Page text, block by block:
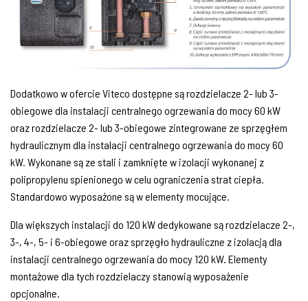
Dodatkowo w ofercie Viteco dostępne są rozdzielacze 2- lub 3-
obiegowe dla instalacji centralnego ogrzewania do mocy 60 kW
oraz rozdzielacze 2- lub 3-obiegowe zintegrowane ze sprzęgłem
hydraulicznym dla instalacji centralnego ogrzewania do mocy 60
kW. Wykonane są ze stali i zamknięte w izolacji wykonanej z
polipropylenu spienionego w celu ograniczenia strat ciepła.
Standardowo wyposażone są w elementy mocujące.
Dla większych instalacji do 120 kW dedykowane są rozdzielacze 2-,
3-, 4-, 5- i 6-obiegowe oraz sprzęgło hydrauliczne z izolacją dla
instalacji centralnego ogrzewania do mocy 120 kW. Elementy
montażowe dla tych rozdzielaczy stanowią wyposażenie
opcjonalne.